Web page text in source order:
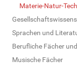
Materie-Natur-
Sprachen und
Berufliche Fächer
Musische Fächer